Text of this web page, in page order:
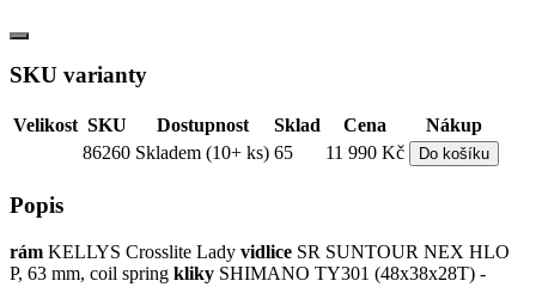
SKU varianty
Velikost SKU Dostupnost Sklad Cena
Nákup
86260 Skladem (10+ ks) 65 11 990 Kč Do košíku
Popis
rám KELLYS Crosslite Lady vidlice SR SUNTOUR NEX HLO
P, 63 mm, coil spring kliky SHIMANO TY301 (48x38x28T) -